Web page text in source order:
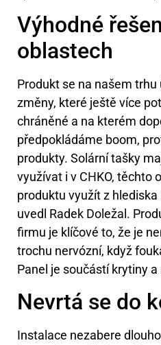
Výhodné
oblastech
Produkt se na našem
změny, které ještě více
chráněné a na kterém
předpokládáme boom,
produkty. Solární tašky
využívat i v CHKO, těchto
produktu využít z
uvedl Radek Doležal.
firmu je klíčové to, že je
trochu nervózní, když
Panel je součástí krytiny
Nevrtá se do
Instalace nezabere